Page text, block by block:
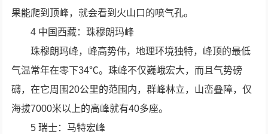
果能爬到顶峰，就会看到火山口的喷气孔。
4 中国西藏：珠穆朗玛峰
珠穆朗玛峰，峰高势伟，地理环境独特，峰顶的最低
气温常年在零下34℃。珠峰不仅巍峨宏大，而且气势磅
礴，在它周围20公里的范围内，群峰林立，山峦叠障，仅
海拔7000米以上的高峰就有40多座。
5 瑞士：马特宏峰